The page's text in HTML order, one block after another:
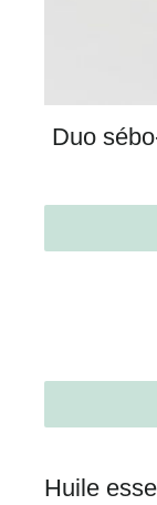
Duo
Huile